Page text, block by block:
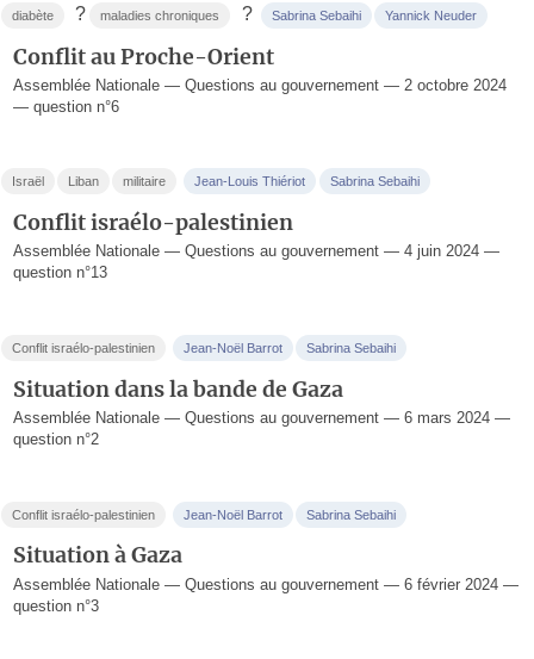
diabète ? maladies chroniques ? Sabrina Sebaihi Yannick Neuder
Conflit au Proche-Orient
Assemblée Nationale — Questions au gouvernement — 2 octobre 2024
— question n°6
Israël Liban militaire Jean-Louis Thiériot Sabrina Sebaihi
Conflit israélo-palestinien
Assemblée Nationale — Questions au gouvernement — 4 juin 2024 —
question n°13
Conflit israélo-palestinien Jean-Noël Barrot Sabrina Sebaihi
Situation dans la bande de Gaza
Assemblée Nationale — Questions au gouvernement — 6 mars 2024 —
question n°2
Conflit israélo-palestinien Jean-Noël Barrot Sabrina Sebaihi
Situation à Gaza
Assemblée Nationale — Questions au gouvernement — 6 février 2024 —
question n°3